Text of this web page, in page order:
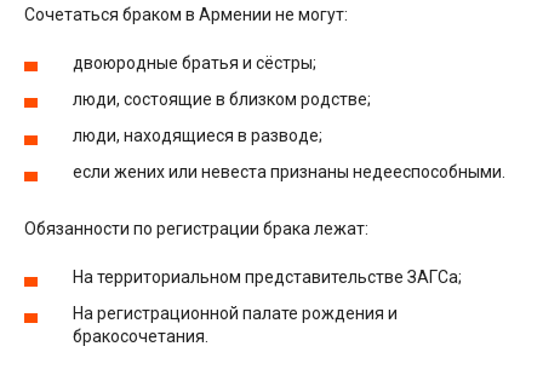
Сочетаться браком в Армении не могут:
двоюродные братья и сёстры;
люди, состоящие в близком родстве;
люди, находящиеся в разводе;
если жених или невеста признаны недееспособными.
Обязанности по регистрации брака лежат:
На территориальном представительстве ЗАГСа;
На регистрационной палате рождения и
бракосочетания.